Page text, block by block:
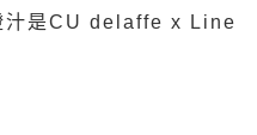
汁是CU delaffe x Line